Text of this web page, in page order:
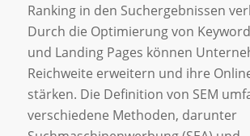
Ranking in den Suchergebnissen
Durch die Optimierung von
und Landing Pages können
Reichweite erweitern und ihre
stärken. Die Definition von SEM
verschiedene Methoden, darunter